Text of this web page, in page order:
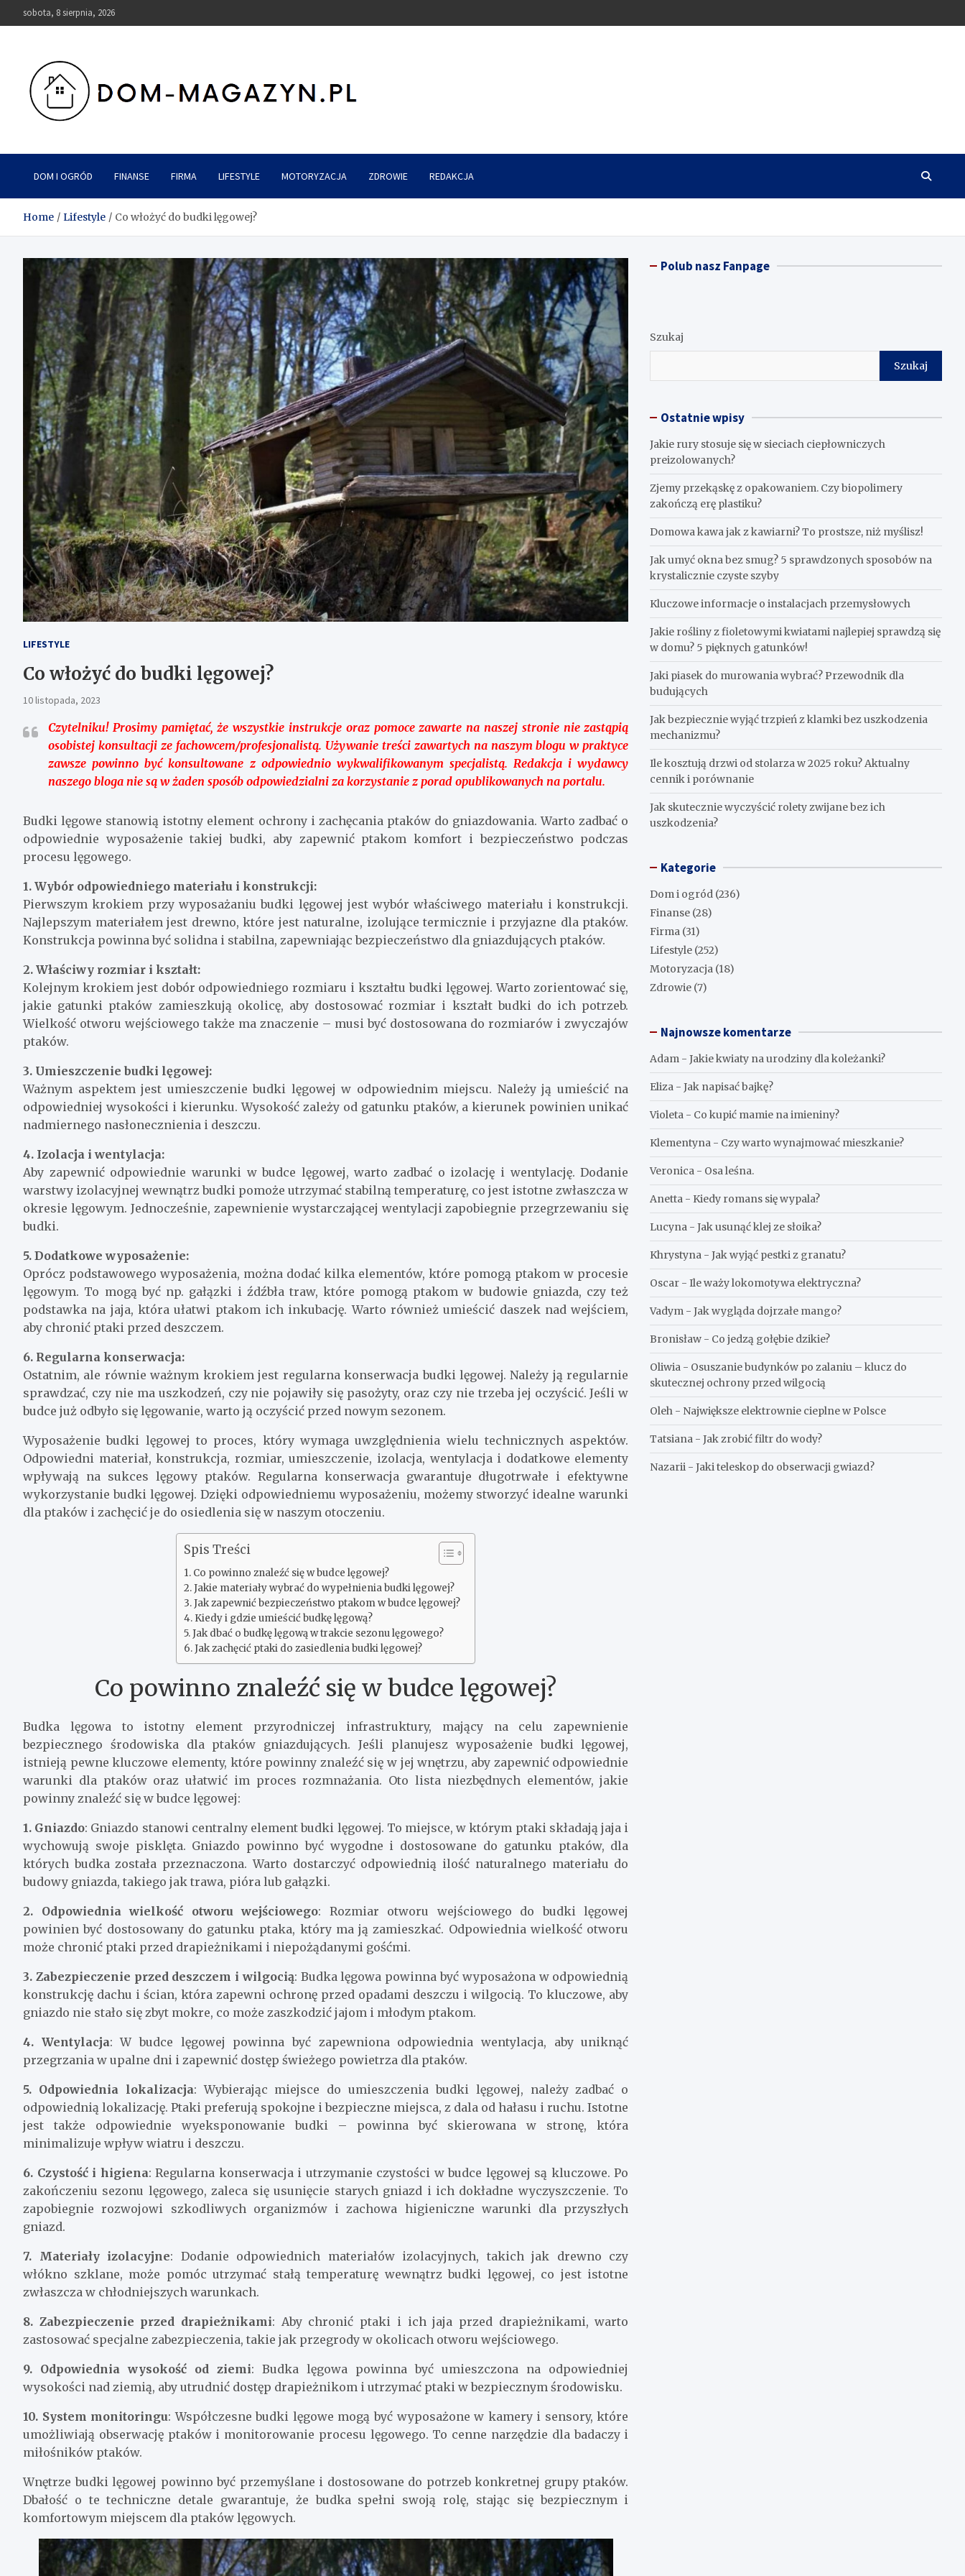
to
sobota, 8 sierpnia, 2026
Dom-Magazyn.pl
DOM I OGRÓD FINANSE FIRMA LIFESTYLE MOTORYZACJA ZDROWIE REDAKCJA
Home Lifestyle Co włożyć do budki lęgowej?
LIFESTYLE
Co włożyć do budki lęgowej?
10 listopada, 2023
Czytelniku!Prosimy pamiętać, że wszystkie instrukcje oraz pomoce zawarte na naszej stronie nie zastąpią
osobistej konsultacji ze fachowcem/profesjonalistą. Używanie treści zawartych na naszym blogu w praktyce
zawsze powinno być konsultowane z odpowiednio wykwalifikowanym specjalistą. Redakcja i wydawcy
naszego bloga nie są w żaden sposób odpowiedzialni za korzystanie z porad opublikowanych na portalu.
Budki lęgowe stanowią istotny element ochrony i zachęcania ptaków do gniazdowania. Warto zadbać o
odpowiednie wyposażenie takiej budki, aby zapewnić ptakom komfort i bezpieczeństwo podczas
procesu lęgowego.
1. Wybór odpowiedniego materiału i konstrukcji:
Pierwszym krokiem przy wyposażaniu budki lęgowej jest wybór właściwego materiału i konstrukcji.
Najlepszym materiałem jest drewno, które jest naturalne, izolujące termicznie i przyjazne dla ptaków.
Konstrukcja powinna być solidna i stabilna, zapewniając bezpieczeństwo dla gniazdujących ptaków.
2. Właściwy rozmiar i kształt:
Kolejnym krokiem jest dobór odpowiedniego rozmiaru i kształtu budki lęgowej. Warto zorientować się,
jakie gatunki ptaków zamieszkują okolicę, aby dostosować rozmiar i kształt budki do ich potrzeb.
Wielkość otworu wejściowego także ma znaczenie – musi być dostosowana do rozmiarów i zwyczajów
ptaków.
3. Umieszczenie budki lęgowej:
Ważnym aspektem jest umieszczenie budki lęgowej w odpowiednim miejscu. Należy ją umieścić na
odpowiedniej wysokości i kierunku. Wysokość zależy od gatunku ptaków, a kierunek powinien unikać
nadmiernego nasłonecznienia i deszczu.
4. Izolacja i wentylacja:
Aby zapewnić odpowiednie warunki w budce lęgowej, warto zadbać o izolację i wentylację. Dodanie
warstwy izolacyjnej wewnątrz budki pomoże utrzymać stabilną temperaturę, co jest istotne zwłaszcza w
okresie lęgowym. Jednocześnie, zapewnienie wystarczającej wentylacji zapobiegnie przegrzewaniu się
budki.
5. Dodatkowe wyposażenie:
Oprócz podstawowego wyposażenia, można dodać kilka elementów, które pomogą ptakom w procesie
lęgowym. To mogą być np. gałązki i źdźbła traw, które pomogą ptakom w budowie gniazda, czy też
podstawka na jaja, która ułatwi ptakom ich inkubację. Warto również umieścić daszek nad wejściem,
aby chronić ptaki przed deszczem.
6. Regularna konserwacja:
Ostatnim, ale równie ważnym krokiem jest regularna konserwacja budki lęgowej. Należy ją regularnie
sprawdzać, czy nie ma uszkodzeń, czy nie pojawiły się pasożyty, oraz czy nie trzeba jej oczyścić. Jeśli w
budce już odbyło się lęgowanie, warto ją oczyścić przed nowym sezonem.
Wyposażenie budki lęgowej to proces, który wymaga uwzględnienia wielu technicznych aspektów.
Odpowiedni materiał, konstrukcja, rozmiar, umieszczenie, izolacja, wentylacja i dodatkowe elementy
wpływają na sukces lęgowy ptaków. Regularna konserwacja gwarantuje długotrwałe i efektywne
wykorzystanie budki lęgowej. Dzięki odpowiedniemu wyposażeniu, możemy stworzyć idealne warunki
dla ptaków i zachęcić je do osiedlenia się w naszym otoczeniu.
Spis Treści
Co powinno znaleźć się w budce lęgowej?
Jakie materiały wybrać do wypełnienia budki lęgowej?
Jak zapewnić bezpieczeństwo ptakom w budce lęgowej?
Kiedy i gdzie umieścić budkę lęgową?
Jak dbać o budkę lęgową w trakcie sezonu lęgowego?
Jak zachęcić ptaki do zasiedlenia budki lęgowej?
Co powinno znaleźć się w budce lęgowej?
Budka lęgowa to istotny element przyrodniczej infrastruktury, mający na celu zapewnienie
bezpiecznego środowiska dla ptaków gniazdujących. Jeśli planujesz wyposażenie budki lęgowej,
istnieją pewne kluczowe elementy, które powinny znaleźć się w jej wnętrzu, aby zapewnić odpowiednie
warunki dla ptaków oraz ułatwić im proces rozmnażania. Oto lista niezbędnych elementów, jakie
powinny znaleźć się w budce lęgowej:
1. Gniazdo: Gniazdo stanowi centralny element budki lęgowej. To miejsce, w którym ptaki składają jaja i
wychowują swoje pisklęta. Gniazdo powinno być wygodne i dostosowane do gatunku ptaków, dla
których budka została przeznaczona. Warto dostarczyć odpowiednią ilość naturalnego materiału do
budowy gniazda, takiego jak trawa, pióra lub gałązki.
2. Odpowiednia wielkość otworu wejściowego: Rozmiar otworu wejściowego do budki lęgowej
powinien być dostosowany do gatunku ptaka, który ma ją zamieszkać. Odpowiednia wielkość otworu
może chronić ptaki przed drapieżnikami i niepożądanymi gośćmi.
3. Zabezpieczenie przed deszczem i wilgocią: Budka lęgowa powinna być wyposażona w odpowiednią
konstrukcję dachu i ścian, która zapewni ochronę przed opadami deszczu i wilgocią. To kluczowe, aby
gniazdo nie stało się zbyt mokre, co może zaszkodzić jajom i młodym ptakom.
4. Wentylacja: W budce lęgowej powinna być zapewniona odpowiednia wentylacja, aby uniknąć
przegrzania w upalne dni i zapewnić dostęp świeżego powietrza dla ptaków.
5. Odpowiednia lokalizacja: Wybierając miejsce do umieszczenia budki lęgowej, należy zadbać o
odpowiednią lokalizację. Ptaki preferują spokojne i bezpieczne miejsca, z dala od hałasu i ruchu. Istotne
jest także odpowiednie wyeksponowanie budki – powinna być skierowana w stronę, która
minimalizuje wpływ wiatru i deszczu.
6. Czystość i higiena: Regularna konserwacja i utrzymanie czystości w budce lęgowej są kluczowe. Po
zakończeniu sezonu lęgowego, zaleca się usunięcie starych gniazd i ich dokładne wyczyszczenie. To
zapobiegnie rozwojowi szkodliwych organizmów i zachowa higieniczne warunki dla przyszłych
gniazd.
7. Materiały izolacyjne: Dodanie odpowiednich materiałów izolacyjnych, takich jak drewno czy
włókno szklane, może pomóc utrzymać stałą temperaturę wewnątrz budki lęgowej, co jest istotne
zwłaszcza w chłodniejszych warunkach.
8. Zabezpieczenie przed drapieżnikami: Aby chronić ptaki i ich jaja przed drapieżnikami, warto
zastosować specjalne zabezpieczenia, takie jak przegrody w okolicach otworu wejściowego.
9. Odpowiednia wysokość od ziemi: Budka lęgowa powinna być umieszczona na odpowiedniej
wysokości nad ziemią, aby utrudnić dostęp drapieżnikom i utrzymać ptaki w bezpiecznym środowisku.
10. System monitoringu: Współczesne budki lęgowe mogą być wyposażone w kamery i sensory, które
umożliwiają obserwację ptaków i monitorowanie procesu lęgowego. To cenne narzędzie dla badaczy i
miłośników ptaków.
Wnętrze budki lęgowej powinno być przemyślane i dostosowane do potrzeb konkretnej grupy ptaków.
Dbałość o te techniczne detale gwarantuje, że budka spełni swoją rolę, stając się bezpiecznym i
komfortowym miejscem dla ptaków lęgowych.
Polub nasz Fanpage
Szukaj
Szukaj
Ostatnie wpisy
Jakie rury stosuje się w sieciach ciepłowniczych
preizolowanych?
Zjemy przekąskę z opakowaniem. Czy biopolimery
zakończą erę plastiku?
​Domowa kawa jak z kawiarni? To prostsze, niż myślisz!
Jak umyć okna bez smug? 5 sprawdzonych sposobów na
krystalicznie czyste szyby
Kluczowe informacje o instalacjach przemysłowych
Jakie rośliny z fioletowymi kwiatami najlepiej sprawdzą się
w domu? 5 pięknych gatunków!
Jaki piasek do murowania wybrać? Przewodnik dla
budujących
Jak bezpiecznie wyjąć trzpień z klamki bez uszkodzenia
mechanizmu?
Ile kosztują drzwi od stolarza w 2025 roku? Aktualny
cennik i porównanie
Jak skutecznie wyczyścić rolety zwijane bez ich
uszkodzenia?
Kategorie
Dom i ogród (236)
Finanse (28)
Firma (31)
Lifestyle (252)
Motoryzacja (18)
Zdrowie (7)
Najnowsze komentarze
Adam -Jakie kwiaty na urodziny dla koleżanki?
Eliza -Jak napisać bajkę?
Violeta - Co kupić mamie na imieniny?
Klementyna - Czy warto wynajmować mieszkanie?
Veronica - Osa leśna.
Anetta - Kiedy romans się wypala?
Lucyna -Jak usunąć klej ze słoika?
Khrystyna -Jak wyjąć pestki z granatu?
Oscar -Ile waży lokomotywa elektryczna?
Vadym -Jak wygląda dojrzałe mango?
Bronisław - Co jedzą gołębie dzikie?
Oliwia - Osuszanie budynków po zalaniu – klucz do
skutecznej ochrony przed wilgocią
Oleh - Największe elektrownie cieplne w Polsce
Tatsiana -Jak zrobić filtr do wody?
Nazarii -Jaki teleskop do obserwacji gwiazd?